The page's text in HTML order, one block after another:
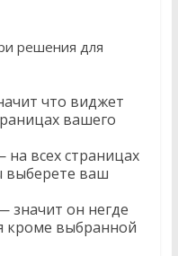
решения для
что виджет
вашего
на всех страницах
выберете ваш
значит он негде
кроме выбранной